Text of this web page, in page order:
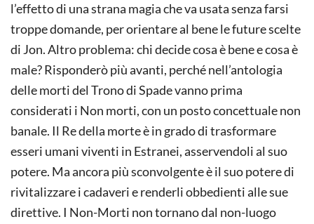
l’effetto di una strana magia che va usata senza farsi
troppe domande, per orientare al bene le future scelte
di Jon. Altro problema: chi decide cosa è bene e cosa è
male? Risponderò più avanti, perché nell’antologia
delle morti del Trono di Spade vanno prima
considerati i Non morti, con un posto concettuale non
banale. Il Re della morte è in grado di trasformare
esseri umani viventi in Estranei, asservendoli al suo
potere. Ma ancora più sconvolgente è il suo potere di
rivitalizzare i cadaveri e renderli obbedienti alle sue
direttive. I Non-Morti non tornano dal non-luogo